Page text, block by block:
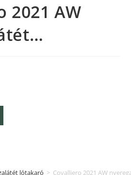
2021 AW
lótakaró > Covalliero 2021 AW